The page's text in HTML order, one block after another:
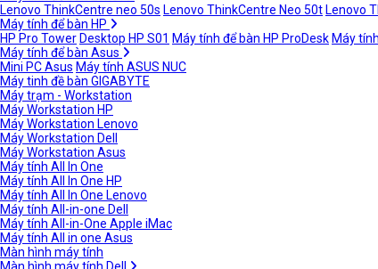
Lenovo ThinkCentre neo 50s Lenovo ThinkCentre Neo 50t Lenovo
Máy tính để bàn HP
HP Pro Tower Desktop HP S01 Máy tính để bàn HP ProDesk Máy
Máy tính để bàn Asus
Mini PC Asus Máy tính ASUS NUC
Máy tinh đề bàn GIGABYTE
Máy trạm - Workstation
Máy Workstation HP
Máy Workstation Lenovo
Máy Workstation Dell
Máy Workstation Asus
Máy tính All In One
Máy tính All In One HP
Máy tính All In One Lenovo
Máy tính All-in-one Dell
Máy tính All-in-One Apple iMac
Máy tính All in one Asus
Màn hình máy tính